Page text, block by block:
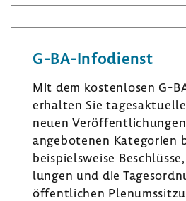
n
k
d
n
s
t
­
r
a
m
u
e
k
G-​BA-Infodienst
Mit dem kosten­losen G-​
erhalten Sie
neuen Veröf­fent­li­chungen
ange­bo­tenen Kate­go­rien
beispiels­weise
lungen und die
öffent­li­chen